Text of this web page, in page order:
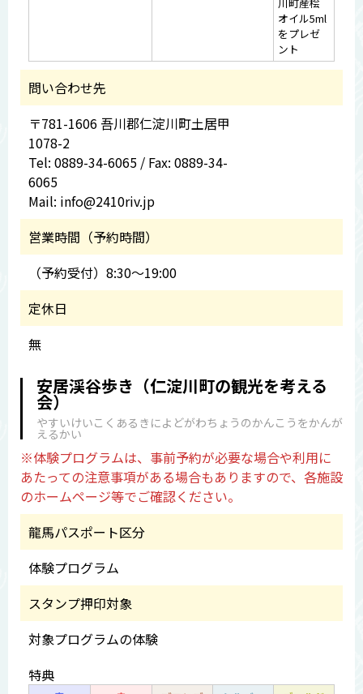
オイル5ml
をプレゼ
ント
問い合わせ先
〒781-1606 吾川郡仁淀川町土居甲
1078-2
Tel: 0889-34-6065 / Fax: 0889-34-
6065
Mail: info@2410riv.jp
営業時間（予約時間）
（予約受付）8:30～19:00
定休日
無
安居渓谷歩き（仁淀川町の観光を考える
会）
やすいけいこくあるきによどがわちょうのかんこうをかんが
えるかい
※体験プログラムは、事前予約が必要な場合や利用に
あたっての注意事項がある場合もありますので、各施設
のホームページ等でご確認ください。
龍馬パスポート区分
体験プログラム
スタンプ押印対象
対象プログラムの体験
特典